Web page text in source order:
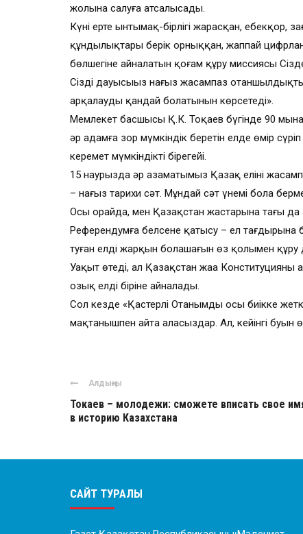
жолына салуға атсалысады.
Күні ертең ынтымақ-бірлігі жарасқан,
құндылықтары берік орныққан, жаппай
бөлшегіне айналатын қоғам құру миссиясы
Сіздің дауысыңыз нағыз жасампаз
арқалаудың қандай болатынын көрсетеді».
Мемлекет басшысы Қ.К. Тоқаев бүгінде 90
әр адамға зор мүмкіндік беретін елде өмір
керемет мүмкіндіктің бірегейі.
15 наурызда әр азаматымыз Қазақ елінің
– нағыз тарихи сәт. Мұндай сәт үнемі бола
Осы орайда, мен Қазақстан жастарына тағы да
Референдумға белсене қатысу – ел тағдырына
туған елдің жарқын болашағын өз қолыңмен құру
Уақыт өтеді, ал Қазақстан жаңа
озық елдің біріне айналады.
Сол кезде «Қастерлі Отанымды осы биікке
мақтанышпен айта аласыздар. Ал, кейінгі буын
Алдыңғы
Токаев – молодежи: сможете вписать свое
в историю Казахстана
САЙТ ТУРАЛЫ